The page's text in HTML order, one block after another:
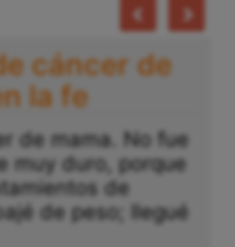
luchando
Dios
de años luchando
y cuando ya
Dios, con su